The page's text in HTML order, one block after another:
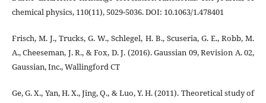
chemical physics, 110(11), 5029-5036. DOI: 10.1063/1.478401
Frisch, M. J., Trucks, G. W., Schlegel, H. B., Scuseria, G. E., Robb, M.
A., Cheeseman, J. R., & Fox, D. J. (2016). Gaussian 09, Revision A. 02,
Gaussian, Inc., Wallingford CT
Ge, G. X., Yan, H. X., Jing, Q., & Luo, Y. H. (2011). Theoretical study of